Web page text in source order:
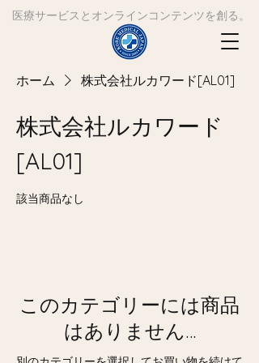
​医療サービスとオンラインコンテンツを創る。
ホーム 株式会社ルカワード[AL01]
株式会社ルカワード
[AL01]
該当商品なし
このカテゴリーには商品
はありません…